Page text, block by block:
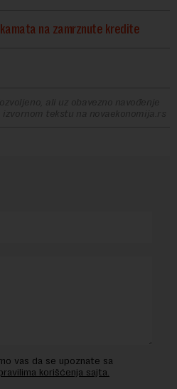
na zamrznute kredite
ali uz obavezno navođenje
tekstu na novaekonomija.rs
vas da se upoznate sa
korišćenja sajta.